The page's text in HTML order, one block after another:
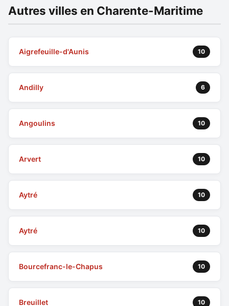
Autres villes en Charente-Maritime
Aigrefeuille-d'Aunis 10
Andilly 6
Angoulins 10
Arvert 10
Aytré 10
Aytré 10
Bourcefranc-le-Chapus 10
Breuillet 10